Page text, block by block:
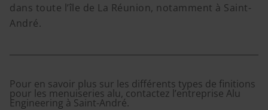
dans toute l’île de La Réunion, notamment à Saint-
André.
Pour en savoir plus sur les différents types de finitions
pour les menuiseries alu, contactez l’entreprise Alu
Engineering à Saint-André.